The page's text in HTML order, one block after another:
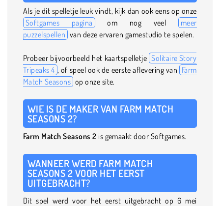
Als je dit spelletje leuk vindt, kijk dan ook eens op onze
Softgames pagina om nog veel
meer
puzzelspellen van deze ervaren gamestudio te spelen.
Probeer bijvoorbeeld het kaartspelletje Solitaire Story
Tripeaks 4 , of speel ook de eerste aflevering van Farm
Match Seasons op onze site.
WIE IS DE MAKER VAN FARM MATCH
SEASONS 2?
Farm Match Seasons 2 is gemaakt door Softgames.
WANNEER WERD FARM MATCH
SEASONS 2 VOOR HET EERST
UITGEBRACHT?
Dit spel werd voor het eerst uitgebracht op 6 mei